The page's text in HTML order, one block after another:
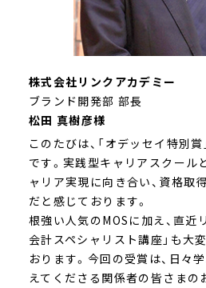
株式会社リンクアカデミー
ブランド開発部部長
松田 真樹彦様
このたびは、「オデッセイ特別
です。実践型キャリアスクール
ャリア実現に向き合い、資格取
だと感じております。
根強い人気のMOSに加え、直近
会計スペシャリスト講座」も大
おります。今回の受賞は、日々
えてくださる関係者の皆さまの